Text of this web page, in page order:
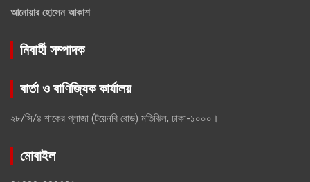
আনোয়ার হোসেন আকাশ
নিবার্হী সম্পাদক
বার্তা ও বাণিজ্যিক কার্যালয়
২৮/সি/৪ শাকের প্লাজা (টয়েনবি রোড) মতিঝিল, ঢাকা-১০০০।
মোবাইল